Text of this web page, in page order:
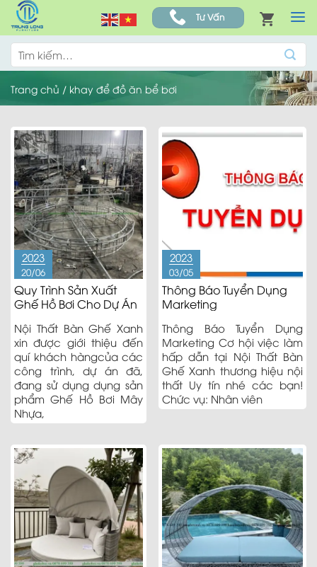
Skip
content
Tư Vấn
Tìm
kiếm:
Trang chủ / khay để đồ ăn bể bơi
2023
20/06
Quy Trình Sản Xuất
Ghế Hồ Bơi Cho Dự Án
Nội Thất Bàn Ghế Xanh
xin được giới thiệu đến
quí khách hàngcủa các
công trình, dự án đã,
đang sử dụng dụng sản
phẩm Ghế Hồ Bơi Mây
Nhựa,
2023
03/05
Thông Báo Tuyển Dụng
Marketing
Thông Báo Tuyển Dụng
Marketing Cơ hội việc làm
hấp dẫn tại Nội Thất Bàn
Ghế Xanh thương hiệu nội
thất Uy tín nhé các bạn!
Chức vụ: Nhân viên